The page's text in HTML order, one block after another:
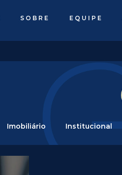
SOBRE EQUIPE
Imobiliário Institucional